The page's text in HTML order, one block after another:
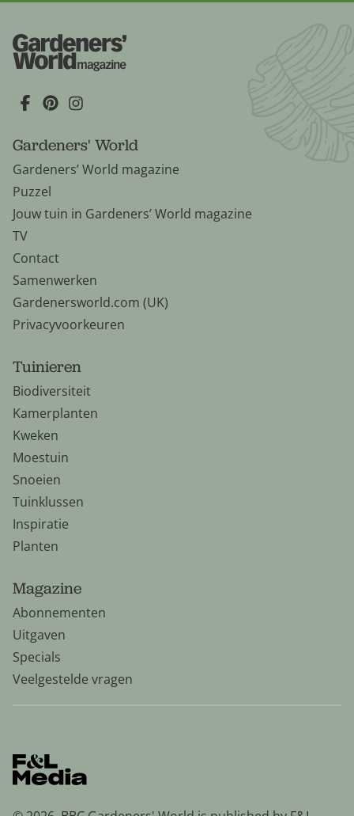
Gardeners' World
Gardeners’ World magazine
Puzzel
Jouw tuin in Gardeners’ World magazine
TV
Contact
Samenwerken
Gardenersworld.com (UK)
Privacyvoorkeuren
Tuinieren
Biodiversiteit
Kamerplanten
Kweken
Moestuin
Snoeien
Tuinklussen
Inspiratie
Planten
Magazine
Abonnementen
Uitgaven
Specials
Veelgestelde vragen